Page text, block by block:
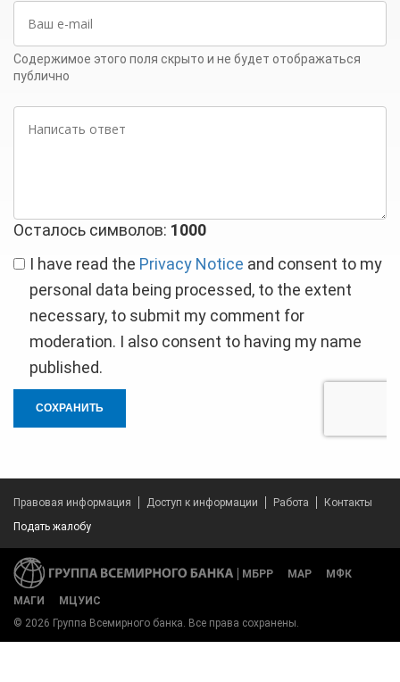
mail
Содержимое этого поля скрыто и не будет отображаться
публично
ответ
Осталось символов: 1000
I have read the Privacy Notice and consent to my
personal data being processed, to the extent
necessary, to submit my comment for
moderation. I also consent to having my name
published.
СОХРАНИТЬ
Правовая информация Доступ к информации Работа
Контакты
Подать жалобу
МБРР МАР МФК
МАГИ
МЦУИС
© 2026 Группа Всемирного банка. Все права сохранены.